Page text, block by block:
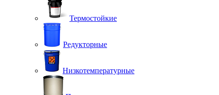
Термостойкие
Редукторные
Низкотемпературные